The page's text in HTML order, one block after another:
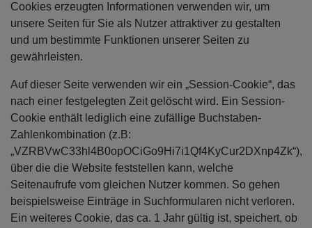
Cookies erzeugten Informationen verwenden wir, um
unsere Seiten für Sie als Nutzer attraktiver zu gestalten
und um bestimmte Funktionen unserer Seiten zu
gewährleisten.
Auf dieser Seite verwenden wir ein „Session-Cookie“, das
nach einer festgelegten Zeit gelöscht wird. Ein Session-
Cookie enthält lediglich eine zufällige Buchstaben-
Zahlenkombination (z.B:
„VZRBVwC33hl4B0opOCiGo9Hi7i1Qf4KyCur2DXnp4Zk“),
über die die Website feststellen kann, welche
Seitenaufrufe vom gleichen Nutzer kommen. So gehen
beispielsweise Einträge in Suchformularen nicht verloren.
Ein weiteres Cookie, das ca. 1 Jahr gültig ist, speichert, ob